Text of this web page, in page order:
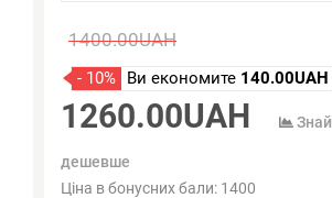
1400.00UAH
- 10% Ви економите 140.00UAH
1260.00UAH
дешевше
Ціна в бонусних бали: 1400